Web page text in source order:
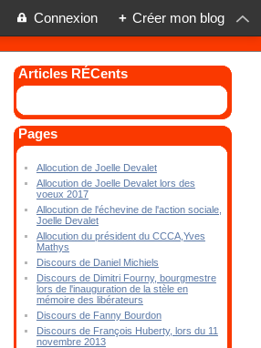
Connexion + Créer mon blog
Articles RÉCents
Pages
Allocution de Joelle Devalet
Allocution de Joelle Devalet lors des
voeux 2017
Allocution de l'échevine de l'action sociale,
Joelle Devalet
Allocution du président du CCCA,Yves
Mathys
Discours de Daniel Michiels
Discours de Dimitri Fourny, bourgmestre
lors de l'inauguration de la stèle en
mémoire des libérateurs
Discours de Fanny Bourdon
Discours de François Huberty, lors du 11
novembre 2013